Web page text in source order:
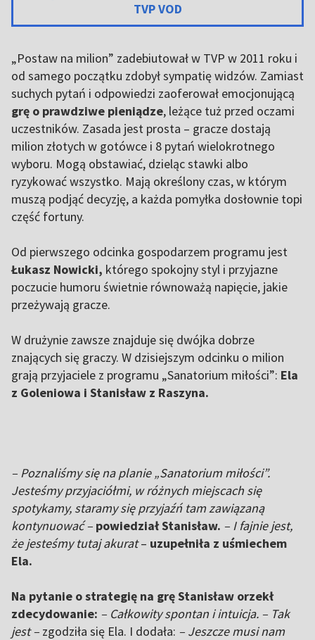
TVP VOD
„Postaw na milion” zadebiutował w TVP w 2011 roku i
od samego początku zdobył sympatię widzów. Zamiast
suchych pytań i odpowiedzi zaoferował emocjonującą
grę o prawdziwe pieniądze, leżące tuż przed oczami
uczestników. Zasada jest prosta – gracze dostają
milion złotych w gotówce i 8 pytań wielokrotnego
wyboru. Mogą obstawiać, dzieląc stawki albo
ryzykować wszystko. Mają określony czas, w którym
muszą podjąć decyzję, a każda pomyłka dosłownie topi
część fortuny.
Od pierwszego odcinka gospodarzem programu jest
Łukasz Nowicki, którego spokojny styl i przyjazne
poczucie humoru świetnie równoważą napięcie, jakie
przeżywają gracze.
W drużynie zawsze znajduje się dwójka dobrze
znających się graczy. W dzisiejszym odcinku o milion
grają przyjaciele z programu „Sanatorium miłości”: Ela
z Goleniowa i Stanisław z Raszyna.
– Poznaliśmy się na planie „Sanatorium miłości”.
Jesteśmy przyjaciółmi, w różnych miejscach się
spotykamy, staramy się przyjaźń tam zawiązaną
kontynuować – powiedział Stanisław. – I fajnie jest,
że jesteśmy tutaj akurat– uzupełniła z uśmiechem
Ela.
Na pytanie o strategię na grę Stanisław orzekł
zdecydowanie: – Całkowity spontan i intuicja. – Tak
jest – zgodziła się Ela. I dodała: – Jeszcze musi nam